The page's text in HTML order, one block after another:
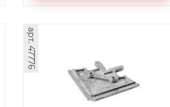
арт. 47776